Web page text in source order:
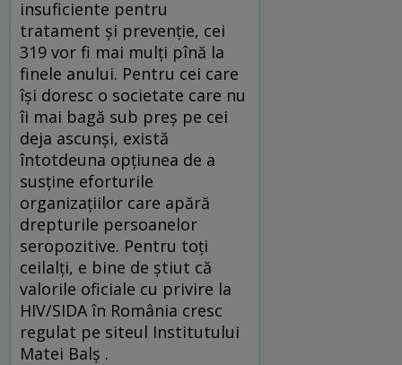
insuficiente pentru
tratament şi prevenție, cei
319 vor fi mai mulți pînă la
finele anului. Pentru cei care
îşi doresc o societate care nu
îi mai bagă sub preş pe cei
deja ascunşi, există
întotdeuna opțiunea de a
susține eforturile
organizațiilor care apără
drepturile persoanelor
seropozitive. Pentru toți
ceilalți, e bine de ştiut că
valorile oficiale cu privire la
HIV/SIDA în România cresc
regulat pe siteul Institutului
Matei Balş .